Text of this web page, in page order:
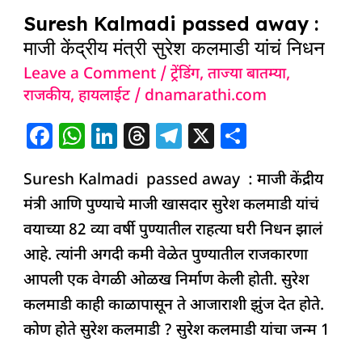
Suresh Kalmadi passed away :
माजी केंद्रीय मंत्री सुरेश कलमाडी यांचं निधन
Leave a Comment /ट्रेंडिंग,ताज्या बातम्या,
राजकीय,हायलाईट/ dnamarathi.com
F
c
e
b
o
o
k
W
at
s
A
p
p
Li
k
e
dI
n
T
re
a
d
s
T
e
g
ra
m
X
ar
e
Suresh Kalmadi passed away : माजी केंद्रीय
मंत्री आणि पुण्याचे माजी खासदार सुरेश कलमाडी यांचं
वयाच्या 82 व्या वर्षी पुण्यातील राहत्या घरी निधन झालं
आहे. त्यांनी अगदी कमी वेळेत पुण्यातील राजकारणा
आपली एक वेगळी ओळख निर्माण केली होती. सुरेश
कलमाडी काही काळापासून ते आजाराशी झुंज देत होते.
कोण होते सुरेश कलमाडी ? सुरेश कलमाडी यांचा जन्म 1